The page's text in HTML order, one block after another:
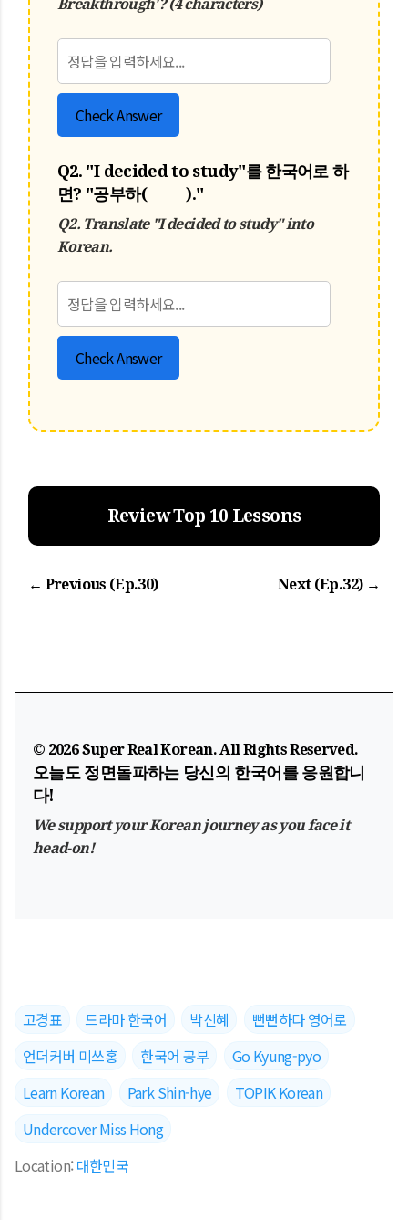
Breakthrough'? (4 characters)
Check Answer
Q2. "I decided to study"를 한국어로 하
면? "공부하( )."
Q2. Translate "I decided to study" into
Korean.
Check Answer
Review Top 10 Lessons
← Previous (Ep.30) Next (Ep.32) →
© 2026 Super Real Korean. All Rights Reserved.
오늘도정면돌파하는 당신의 한국어를 응원합니
다!
We support your Korean journey as you face it
head-on!
고경표 드라마 한국어 박신혜
뻔뻔하다 영어로
언더커버 미쓰홍
한국어 공부
Go Kyung-pyo
Learn Korean
Park Shin-hye
TOPIK Korean
Undercover Miss Hong
Location:대한민국